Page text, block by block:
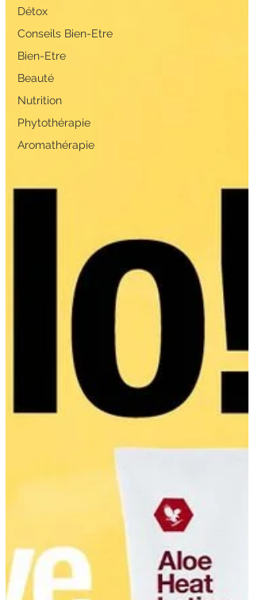
Détox
Conseils Bien-Etre
Bien-Etre
Beauté
Nutrition
Phytothérapie
Aromathérapie